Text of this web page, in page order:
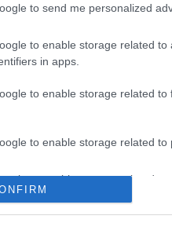
to send me personalized
to enable storage related to
in apps.
to enable storage related to
to enable storage related to
to enable storage related to
and fraud prevention,